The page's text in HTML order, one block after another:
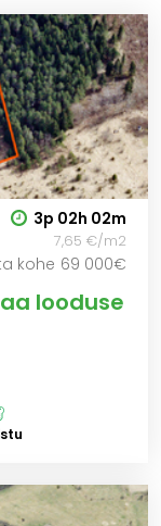
3p 02h 02m
7,65 €/m2
kohe 69 000€
looduse